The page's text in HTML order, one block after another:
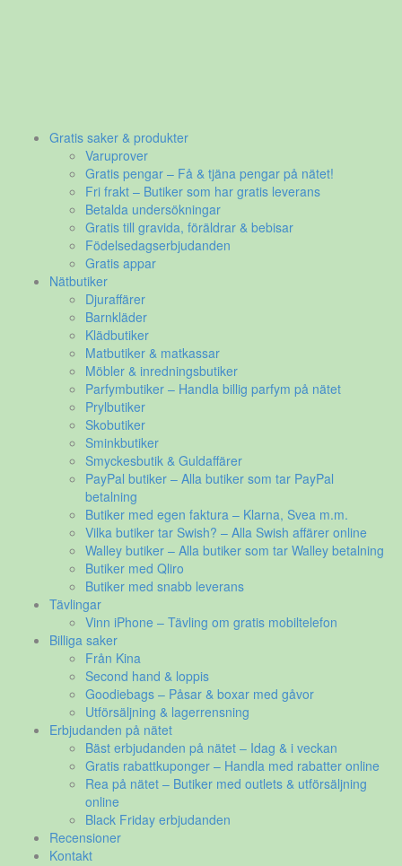
Gratis saker & produkter
Varuprover
Gratis pengar – Få & tjäna pengar på nätet!
Fri frakt – Butiker som har gratis leverans
Betalda undersökningar
Gratis till gravida, föräldrar & bebisar
Födelsedagserbjudanden
Gratis appar
Nätbutiker
Djuraffärer
Barnkläder
Klädbutiker
Matbutiker & matkassar
Möbler & inredningsbutiker
Parfymbutiker – Handla billig parfym på nätet
Prylbutiker
Skobutiker
Sminkbutiker
Smyckesbutik & Guldaffärer
PayPal butiker – Alla butiker som tar PayPal
betalning
Butiker med egen faktura – Klarna, Svea m.m.
Vilka butiker tar Swish? – Alla Swish affärer online
Walley butiker – Alla butiker som tar Walley betalning
Butiker med Qliro
Butiker med snabb leverans
Tävlingar
Vinn iPhone – Tävling om gratis mobiltelefon
Billiga saker
Från Kina
Second hand & loppis
Goodiebags – Påsar & boxar med gåvor
Utförsäljning & lagerrensning
Erbjudanden på nätet
Bäst erbjudanden på nätet – Idag & i veckan
Gratis rabattkuponger – Handla med rabatter online
Rea på nätet – Butiker med outlets & utförsäljning
online
Black Friday erbjudanden
Recensioner
Kontakt